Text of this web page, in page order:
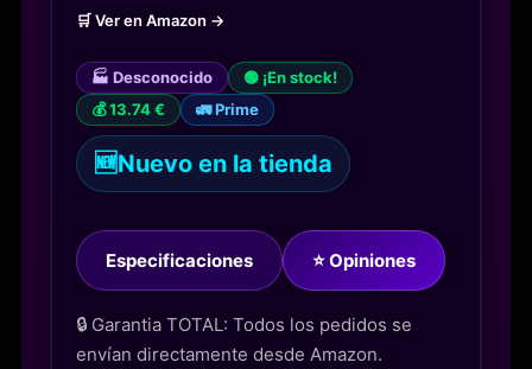
🛒 Ver en Amazon →
🏭 Desconocido
🟢 ¡En stock!
💰 13.74 €
🚛 Prime
🆕Nuevo en la tienda
Especificaciones ⭐ Opiniones
🔒 Garantia TOTAL: Todos los pedidos se
envían directamente desde Amazon.